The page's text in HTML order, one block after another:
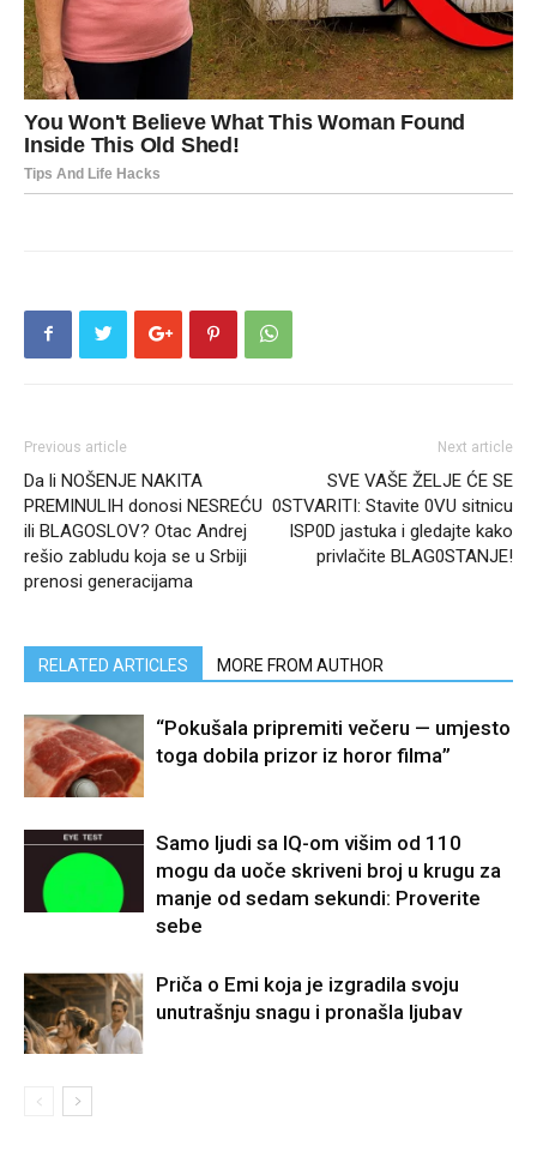
Previous article
Da li NOŠENJE NAKITA
PREMINULIH donosi NESREĆU
ili BLAGOSLOV? Otac Andrej
rešio zabludu koja se u Srbiji
prenosi generacijama
Next article
SVE VAŠE ŽELJE ĆE SE
0STVARITI: Stavite 0VU sitnicu
ISP0D jastuka i gledajte kako
privlačite BLAG0STANJE!
RELATED ARTICLES MORE FROM AUTHOR
“Pokušala pripremiti večeru — umjesto
toga dobila prizor iz horor filma”
Samo ljudi sa IQ-om višim od 110
mogu da uoče skriveni broj u krugu za
manje od sedam sekundi: Proverite
sebe
Priča o Emi koja je izgradila svoju
unutrašnju snagu i pronašla ljubav